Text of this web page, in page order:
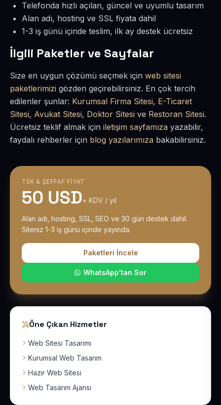
Telefonda hızlı açılan, güncel ve uyumlu tasarım
Alan adı, hosting ve SSL fiyata dahil
1-3 iş günü içinde teslim, ilk ay destek ücretsiz
İlgili Paketler ve Sayfalar
Size en uygun çözümü seçmek için web sitesi
paketlerimizi gözden geçirebilirsiniz. En çok tercih
edilenler şunlar: Kurumsal Firma Sitesi, E-Ticaret
Sitesi, Avukat Sitesi, Doktor Sitesi ve Restoran Sitesi.
Ücretsiz teklif almak için iletişim sayfamıza yazabilir,
faydalı rehberler için blog yazılarımıza bakabilirsiniz.
TEK & ŞEFFAF FIYAT
50 USD+ KDV / yıl
Alan adı, hosting, SSL, SEO ve 30 gün destek dahil.
Siteniz 1-3 iş günü içinde yayında.
Paketleri İncele
WhatsApp'tan Sor
Öne Çıkan Hizmetler
Web Sitesi Tasarımı
Kurumsal Web Tasarım
Hazır Web Sitesi
Web Tasarım Ajansı